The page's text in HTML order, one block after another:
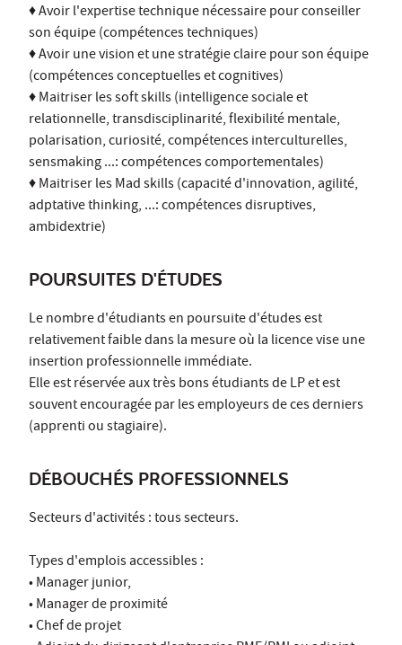
♦ Avoir l'expertise technique nécessaire pour conseiller
son équipe (compétences techniques)
♦ Avoir une vision et une stratégie claire pour son équipe
(compétences conceptuelles et cognitives)
♦ Maitriser les soft skills (intelligence sociale et
relationnelle, transdisciplinarité, flexibilité mentale,
polarisation, curiosité, compétences interculturelles,
sensmaking ...: compétences comportementales)
♦ Maitriser les Mad skills (capacité d'innovation, agilité,
adptative thinking, ...: compétences disruptives,
ambidextrie)
POURSUITES D'ÉTUDES
Le nombre d'étudiants en poursuite d'études est
relativement faible dans la mesure où la licence vise une
insertion professionnelle immédiate.
Elle est réservée aux très bons étudiants de LP et est
souvent encouragée par les employeurs de ces derniers
(apprenti ou stagiaire).
DÉBOUCHÉS PROFESSIONNELS
Secteurs d'activités : tous secteurs.
Types d'emplois accessibles :
• Manager junior,
• Manager de proximité
• Chef de projet